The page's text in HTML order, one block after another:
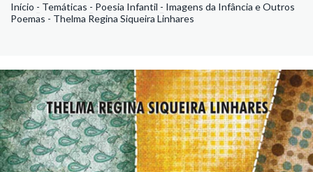
Início - Temáticas - Poesia Infantil - Imagens da Infância e Outros
Poemas - Thelma Regina Siqueira Linhares